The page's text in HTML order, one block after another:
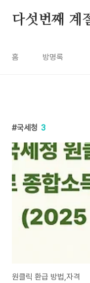
다섯번째 계
홈 방명록
국세청 3
원클릭 환급 방법,자격